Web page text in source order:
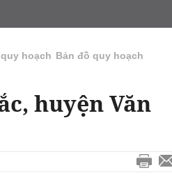
hoạch Bản đồ quy hoạch
huyện Văn